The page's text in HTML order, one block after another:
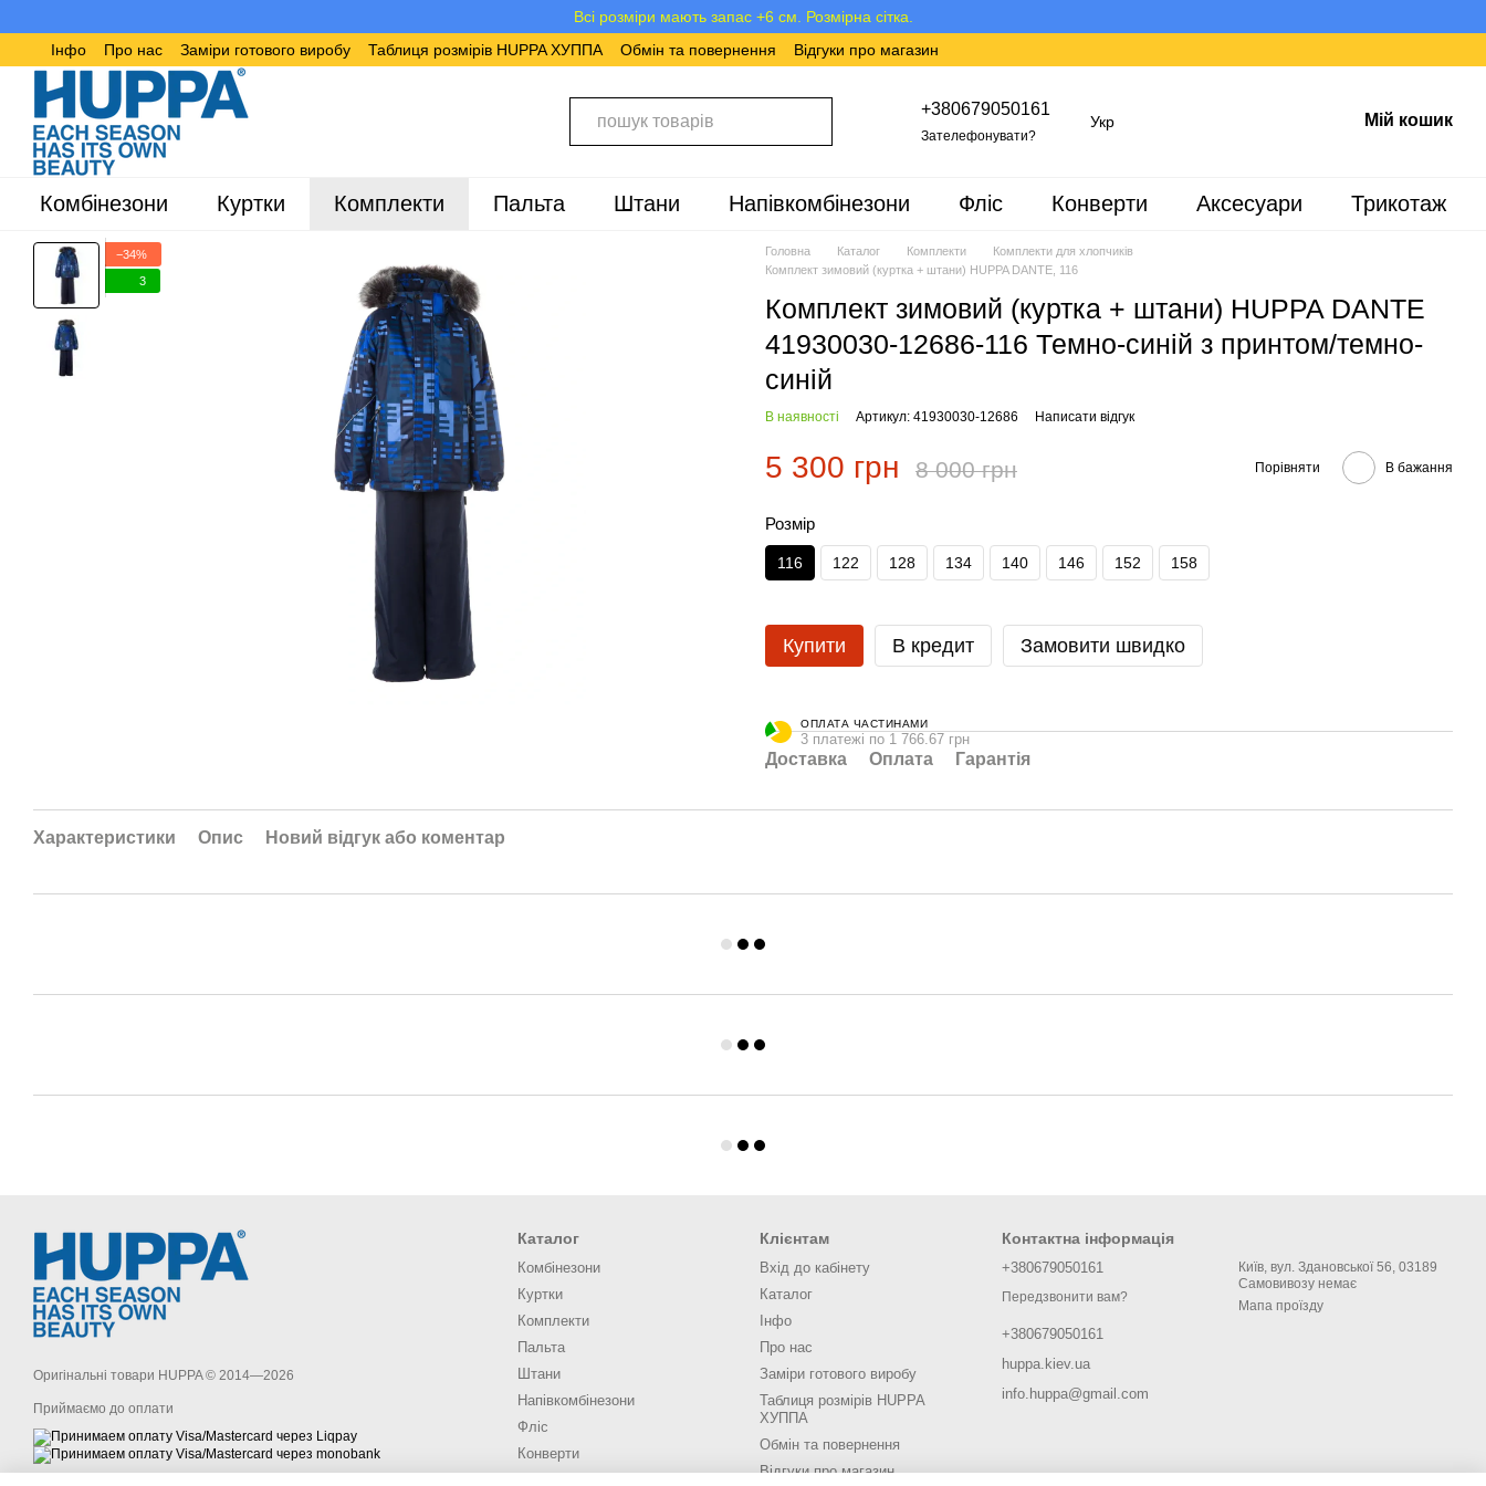
Всі розміри мають запас +6 см. Розмірна сітка.
Інфо
Про нас Заміри готового виробу Таблиця розмірів HUPPA ХУППА Обмін та повернення Відгуки про магазин
+380679050161
Зателефонувати?
Укр Мій кошик
Комбінезони Куртки Комплекти Пальта Штани Напівкомбінезони Фліс Конверти Аксесуари Трикотаж
−34%
3
Головна Каталог Комплекти
Комплекти для хлопчиків
Комплект зимовий (куртка + штани) HUPPA DANTE, 116
Комплект зимовий (куртка + штани) HUPPA DANTE
41930030-12686-116 Темно-синій з принтом/темно-
синій
В наявності Артикул: 41930030-12686 Написати відгук
5 300 грн 8 000 грн Порівняти В бажання
Розмір
116 122 128 134 140 146 152 158
Купити В кредит Замовити швидко
ОПЛАТА ЧАСТИНАМИ
3 платежі по 1 766.67 грн
Доставка Оплата Гарантія
Характеристики Опис Новий відгук або коментар
Оригінальні товари HUPPA © 2014—2026
Приймаємо до оплати
Каталог
Комбінезони
Куртки
Комплекти
Пальта
Штани
Напівкомбінезони
Фліс
Конверти
Клієнтам
Вхід до кабінету
Каталог
Інфо
Про нас
Заміри готового виробу
Таблиця розмірів HUPPA
ХУППА
Обмін та повернення
Відгуки про магазин
Контактна інформація
+380679050161
Передзвонити вам?
+380679050161
huppa.kiev.ua
info.huppa@gmail.com
Київ, вул. Здановської 56, 03189
Самовивозу немає
Мапа проїзду